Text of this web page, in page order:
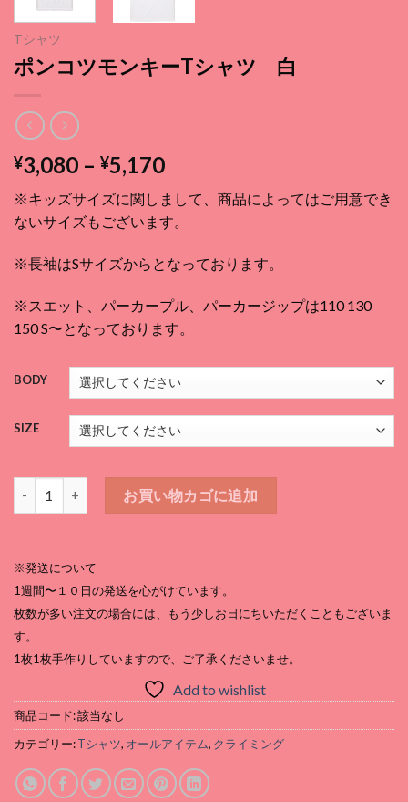
Tシャツ
ポンコツモンキーTシャツ 白
¥3,080 – ¥5,170価
帯:
¥3,080
–
¥5,170
※キッズサイズに関しまして、商品によってはご用意でき
ないサイズもございます。
※長袖はSサイズからとなっております。
※スエット、パーカープル、パーカージップは110 130
150 S〜となっております。
BODY
SIZE
ポンコツモンキーTシャツ 白個お買い物カゴに追加
※発送について
1週間〜１０日の発送を心がけています。
枚数が多い注文の場合には、もう少しお日にちいただくこともございま
す。
1枚1枚手作りしていますので、ご了承くださいませ。
Add to wishlist
商品コード:該当なし
カテゴリー:Tシャツ, オールアイテム, クライミング